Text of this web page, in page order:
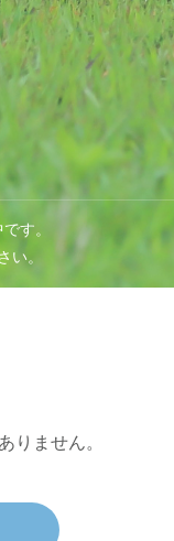
す。
い。
りません。